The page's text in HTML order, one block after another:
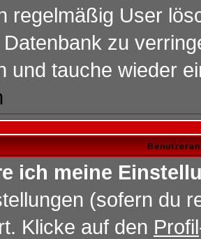
regelmäßig User
zu
und tauche wieder
ich meine
(sofern du
Klicke auf den Profil